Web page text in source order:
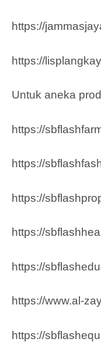
https://
https://
Untuk aneka
https://
https://
https://
https://
https://
https://www.al-
https://